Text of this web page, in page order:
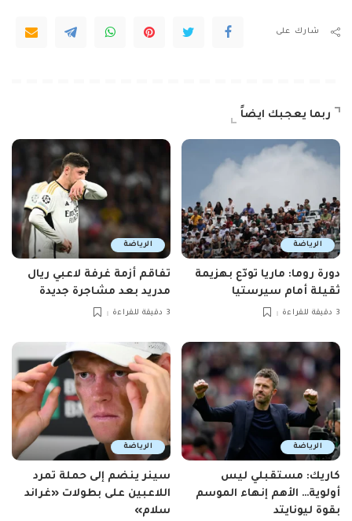
شارك على
ربما يعجبك ايضاً
الرياضة
دورة روما: ماريا تودّع بهزيمة
ثقيلة أمام سيرستيا
3 دقيقة للقراءة
الرياضة
تفاقم أزمة غرفة لاعبي ريال
مدريد بعد مشاجرة جديدة
3 دقيقة للقراءة
الرياضة
كاريك: مستقبلي ليس
أولوية… الأهم إنهاء الموسم
بقوة ليونايتد
الرياضة
سينر ينضم إلى حملة تمرد
اللاعبين على بطولات «غراند
سلام»